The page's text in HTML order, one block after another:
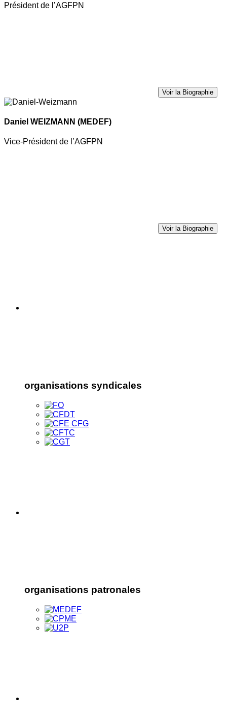
Président de l’AGFPN
Voir la Biographie
Daniel WEIZMANN (MEDEF)
Vice-Président de l’AGFPN
Voir la Biographie
organisations syndicales
organisations patronales